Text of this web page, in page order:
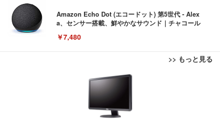
Amazon Echo Dot (エコードット) 第5世代 - Alex
a、センサー搭載、鮮やかなサウンド｜チャコール
￥7,480
>> もっと見る
[EdoErgo] オフィスチェア 椅子 テレワーク 疲れな
い 跳ね上げ式アームレスト コンパクト 約105度ロッ
キング pc 事務椅子 360度回転 座面昇降 強化ナイロ
ン樹脂ベース 通気性メッシュ 在宅ワーク H-WY01
(黒網+黒枠+黒足)
EIZO ビジネス向けプレミアムモニター | FlexScan
EV3240X-WT | 31.5型4K UHD・USB Type-C・ホワ
￥105,595
Amazonベーシック ペットシーツ 薄型 レギュラー 1
回使い捨て 無香料 ホワイト 300枚